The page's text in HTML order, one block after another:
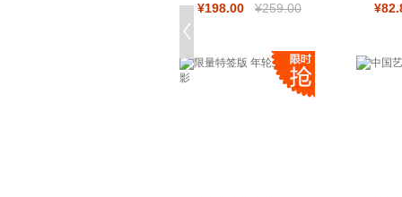
文山，韩文君，郭
编著
¥198.00 ¥259.00
品
¥82